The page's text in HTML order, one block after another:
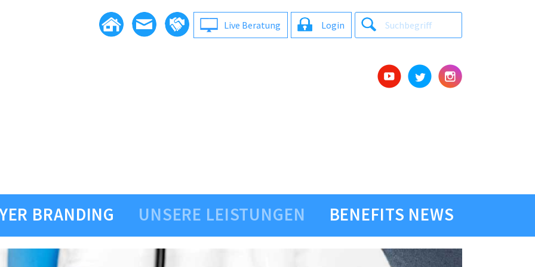
Live Beratung Login
BRANDING UNSERE LEISTUNGEN BENEFITS NEWS